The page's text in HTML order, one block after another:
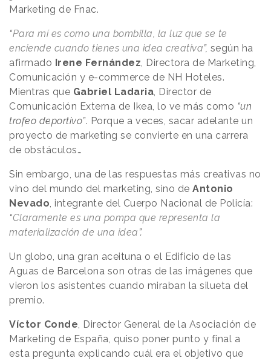
Marketing de Fnac.
“Para mí es como una bombilla, la luz que se te
enciende cuando tienes una idea creativa”, según ha
afirmado Irene Fernández , Directora de Marketing,
Comunicación y e-commerce de NH Hoteles.
Mientras que Gabriel Ladaria , Director de
Comunicación Externa de Ikea, lo ve más como “un
trofeo deportivo”. Porque a veces, sacar adelante un
proyecto de marketing se convierte en una carrera
de obstáculos…
Sin embargo, una de las respuestas más creativas no
vino del mundo del marketing, sino de Antonio
Nevado , integrante del Cuerpo Nacional de Policía:
“Claramente es una pompa que representa la
materialización de una idea ”.
Un globo, una gran aceituna o el Edificio de las
Aguas de Barcelona son otras de las imágenes que
vieron los asistentes cuando miraban la silueta del
premio.
Víctor Conde , Director General de la Asociación de
Marketing de España, quiso poner punto y final a
esta pregunta explicando cuál era el objetivo que